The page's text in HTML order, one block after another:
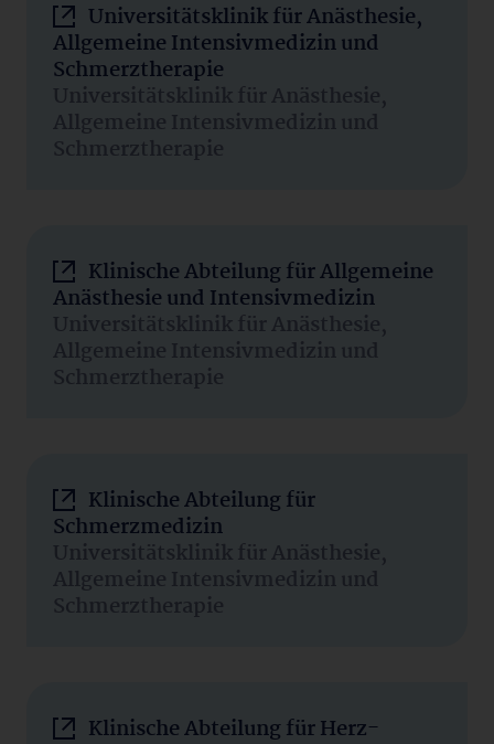
Universitätsklinik für Anästhesie,
Allgemeine Intensivmedizin und
Schmerztherapie
Universitätsklinik für Anästhesie,
Allgemeine Intensivmedizin und
Schmerztherapie
Klinische Abteilung für Allgemeine
Anästhesie und Intensivmedizin
Universitätsklinik für Anästhesie,
Allgemeine Intensivmedizin und
Schmerztherapie
Klinische Abteilung für
Schmerzmedizin
Universitätsklinik für Anästhesie,
Allgemeine Intensivmedizin und
Schmerztherapie
Klinische Abteilung für Herz-